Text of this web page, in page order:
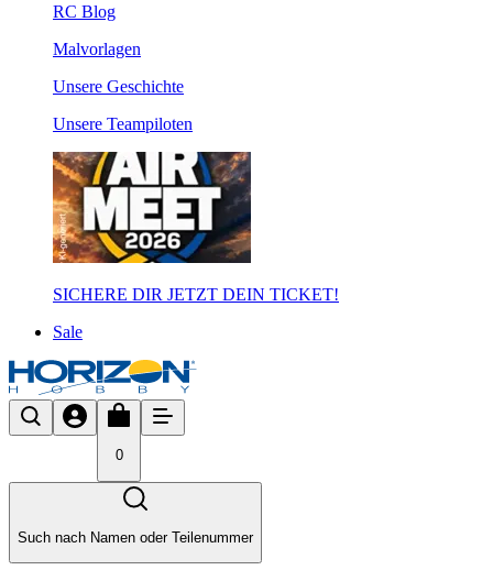
RC Blog
Malvorlagen
Unsere Geschichte
Unsere Teampiloten
SICHERE DIR JETZT DEIN TICKET!
Sale
0
Such nach Namen oder Teilenummer